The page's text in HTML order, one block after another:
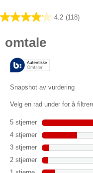
4.2 (118)
4.2
omtaler